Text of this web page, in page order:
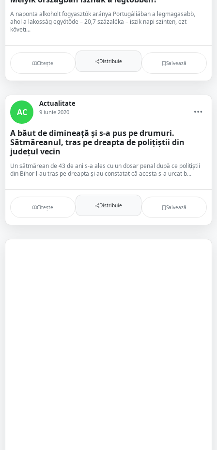
A naponta alkoholt fogyasztók aránya Portugáliában a legmagasabb,
ahol a lakosság egyötöde – 20,7 százaléka – iszik napi szinten, ezt
követi...
Citește Distribuie Salvează
AC
Actualitate
9 iunie 2020
A băut de dimineață și s-a pus pe drumuri.
Sătmăreanul, tras pe dreapta de polițiștii din
județul vecin
Un sătmărean de 43 de ani s-a ales cu un dosar penal după ce polițiștii
din Bihor l-au tras pe dreapta și au constatat că acesta s-a urcat b...
Citește Distribuie Salvează